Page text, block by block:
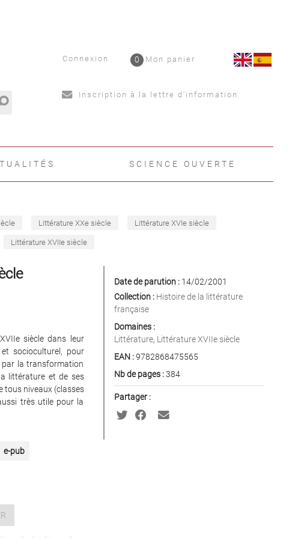
Connexion Mon panier
0
Inscription à la lettre d'information
SCIENCE OUVERTE
Littérature XXe siècle Littérature XVIe siècle
Littérature XVIIe siècle
siècle dans leur
socioculturel, pour
par la transformation
littérature et de ses
tous niveaux (classes
très utile pour la
e-pub
Date de parution :14/02/2001
Collection : Histoire de la littérature
française
Domaines :
Littérature, Littérature XVIIe siècle
EAN :9782868475565
Nb de pages :384
Partager :